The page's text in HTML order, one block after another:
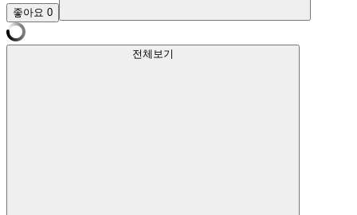
좋아요 0
전체보기